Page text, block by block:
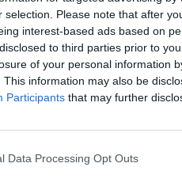
selection. Please note that after
interest-based ads based on
to third parties prior to
of your personal information
This information may also be
Participants that may further
Data Processing Opt Outs
μέλη μας, όπως
υποχρέωσαν πολλούς
όσους επέλεξαν
ότι οι
περιόδου
επίλυση από τις